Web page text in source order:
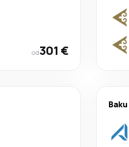
od301 €
Baku